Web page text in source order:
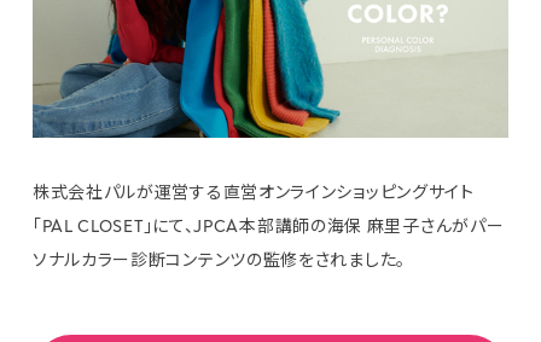
株式会社パルが運営する直営オンラインショッピングサイト
「PAL CLOSET」にて、JPCA本部講師の海保 麻里子さんがパー
ソナルカラー診断コンテンツの監修をされました。